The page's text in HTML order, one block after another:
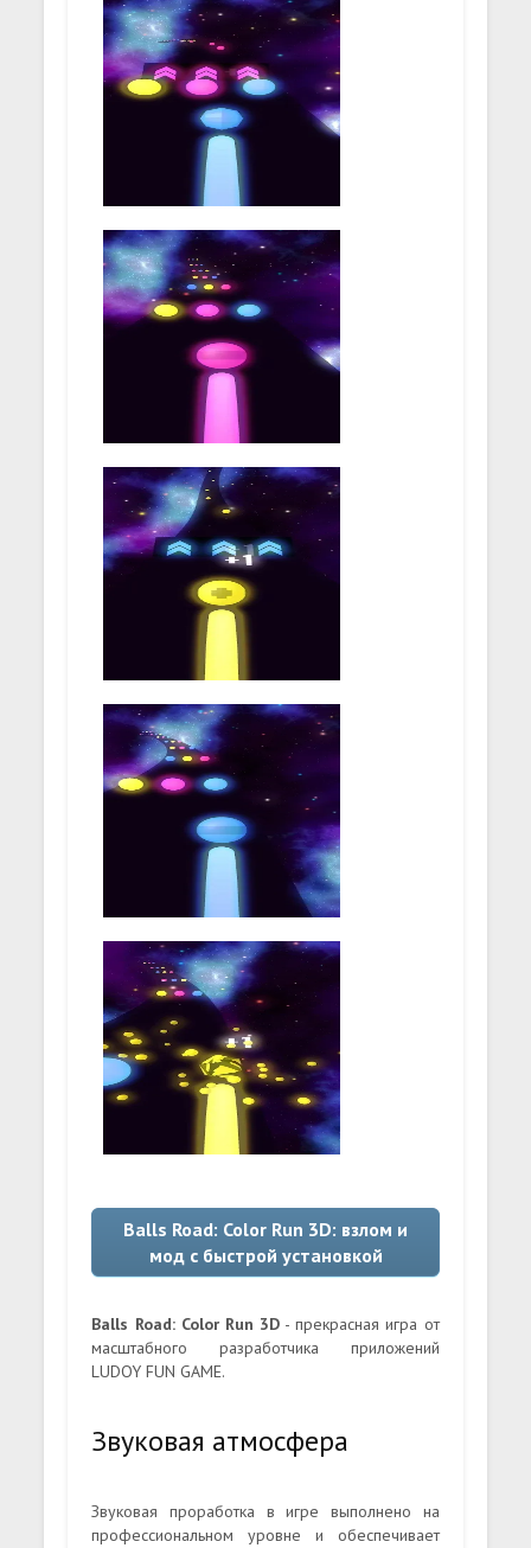
Balls Road: Color Run 3D: взлом и
мод с быстрой установкой
Balls Road: Color Run 3D - прекрасная игра от
масштабного разработчика приложений
LUDOY FUN GAME.
Звуковая атмосфера
Звуковая проработка в игре выполнено на
профессиональном уровне и обеспечивает